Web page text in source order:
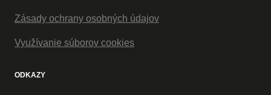
Zásady ochrany osobných údajov
Využívanie súborov cookies
ODKAZY